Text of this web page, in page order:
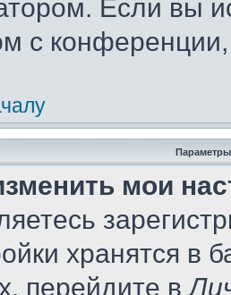
Если вы
с
Параметры
мои
хранятся в
перейдите в